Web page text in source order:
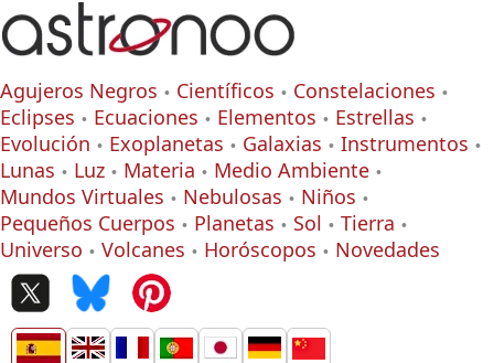
Agujeros Negros Científicos
Constelaciones
Eclipses
Ecuaciones Elementos
Estrellas
Evolución
Exoplanetas Galaxias
Instrumentos
Lunas
Luz Materia
Medio Ambiente
Mundos Virtuales
Nebulosas
Niños
Pequeños Cuerpos
Planetas Sol
Tierra
Universo
Volcanes Horóscopos Novedades